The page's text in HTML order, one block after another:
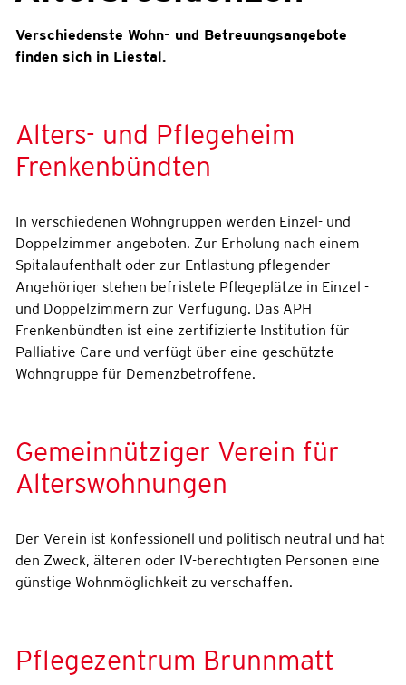
Verschiedenste Wohn- und Betreuungsangebote
finden sich in Liestal.
Alters- und Pflegeheim
Frenkenbündten
In verschiedenen Wohngruppen werden Einzel- und
Doppelzimmer angeboten. Zur Erholung nach einem
Spitalaufenthalt oder zur Entlastung pflegender
Angehöriger stehen befristete Pflegeplätze in Einzel -
und Doppelzimmern zur Verfügung. Das APH
Frenkenbündten ist eine zertifizierte Institution für
Palliative Care und verfügt über eine geschützte
Wohngruppe für Demenzbetroffene.
Gemeinnütziger Verein für
Alterswohnungen
Der Verein ist konfessionell und politisch neutral und hat
den Zweck, älteren oder IV-berechtigten Personen eine
günstige Wohnmöglichkeit zu verschaffen.
Pflegezentrum Brunnmatt